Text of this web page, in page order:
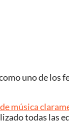
uno de
música
todas